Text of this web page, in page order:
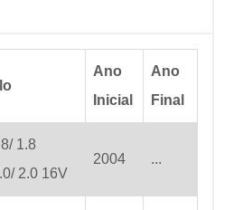
Ano
Inicial
Ano
Final
1.8
2.0 16V
2004 ...